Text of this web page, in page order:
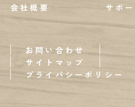
会社概要 サポー
お問い合わせ
サイトマップ
プライバシーポリシー